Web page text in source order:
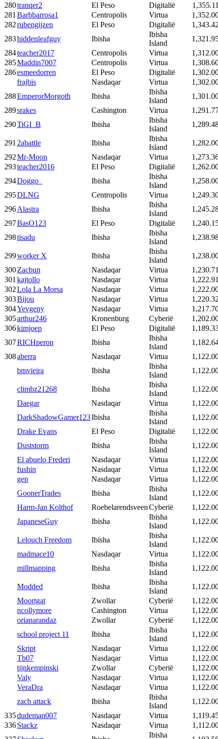
280tranqer2 El Peso Digitalië
281 Barbbarrosa1 Centropolis Virtua
282rubengijzen El Peso Digitalië
283hiddenleafguy Ibisha
Ibisha
Island
284teacher2017 Centropolis Virtua
285Maddin7007 Centropolis Virtua
286esmeedorren El Peso Digitalië
frajbis
Nasdaqar Virtua
288EmperorMorgoth Ibisha
Ibisha
Island
289srakes Cashington Virtua
290TiGI_B Ibisha
Ibisha
Island
291 2abattle Ibisha
Ibisha
Island
292Mr-Moon Nasdaqar Virtua
293teacher2016 El Peso Digitalië
294Doggo_ Ibisha
Ibisha
Island
295DLNG Centropolis Virtua
296Alastra Ibisha
Ibisha
Island
297BasO123 El Peso Digitalië
298tisadu Ibisha
Ibisha
Island
299worker X Ibisha
Ibisha
Island
300Zacbun Nasdaqar Virtua
301 kajtollo Nasdaqar Virtua
302Lola La Morsa Nasdaqar Virtua
303Bijou Nasdaqar Virtua
304Yevgeny Nasdaqar Virtua
305arthur246 Kronenburg Cyberië
306kimjoep El Peso Digitalië
307RICHperon Ibisha
Ibisha
Island
308aberra Nasdaqar Virtua
bmvieira
Ibisha
Ibisha
Island
climbz21268 Ibisha
Ibisha
Island
Daegar
Nasdaqar Virtua
DarkShadowGamer123Ibisha
Ibisha
Island
Drake Evans
El Peso Digitalië
Duststorm
Ibisha
Ibisha
Island
El abuelo Frederi
Nasdaqar Virtua
fushin
Nasdaqar Virtua
gep
Nasdaqar Virtua
GoonerTrades
Ibisha
Ibisha
Island
Harm-Jan Kolthof
RoebelarendsveenCyberië
JapaneseGuy
Ibisha
Ibisha
Island
Lelouch Freedom Ibisha
Ibisha
Island
madmace10
Nasdaqar Virtua
millmapping
Ibisha
Ibisha
Island
Modded Ibisha
Ibisha
Island
Moortgat
Zwollar Cyberië
ncollymore
Cashington Virtua
orianarandaz
Zwollar Cyberië
school project 11
Ibisha
Ibisha
Island
Skript
Nasdaqar Virtua
Tb07
Nasdaqar Virtua
tijnkempinski
Zwollar Cyberië
Valy
Nasdaqar Virtua
VeraDra
Nasdaqar Virtua
zach attack
Ibisha
Ibisha
Island
335dudeman007 Nasdaqar Virtua
336Stackz Nasdaqar Virtua
Ibisha